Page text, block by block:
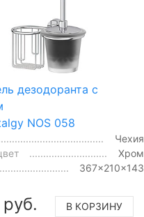
дезодоранта с
NOS 058
Чехия
Хром
367x210x143
руб. В КОРЗИНУ